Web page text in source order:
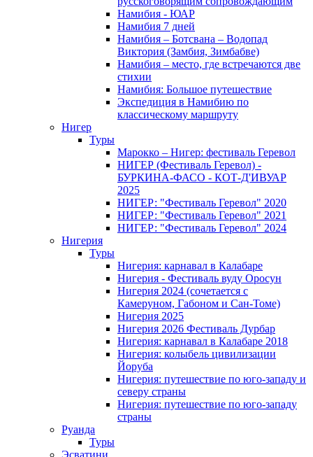
Намибия - ЮАР
Намибия 7 дней
Намибия – Ботсвана – Водопад
Виктория (Замбия, Зимбабве)
Намибия – место, где встречаются две
стихии
Намибия: Большое путешествие
Экспедиция в Намибию по
классическому маршруту
Нигер
Туры
Марокко – Нигер: фестиваль Геревол
НИГЕР (Фестиваль Геревол) -
БУРКИНА-ФАСО - КОТ-Д'ИВУАР
2025
НИГЕР: "Фестиваль Геревол" 2020
НИГЕР: "Фестиваль Геревол" 2021
НИГЕР: "Фестиваль Геревол" 2024
Нигерия
Туры
Нигерия: карнавал в Калабаре
Нигерия - Фестиваль вуду Оросун
Нигерия 2024 (сочетается с
Камеруном, Габоном и Сан-Томе)
Нигерия 2025
Нигерия 2026 Фестиваль Дурбар
Нигерия: карнавал в Калабаре 2018
Нигерия: колыбель цивилизации
Йоруба
Нигерия: путешествие по юго-западу и
северу страны
Нигерия: путешествие по юго-западу
страны
Руанда
Туры
Эсватини